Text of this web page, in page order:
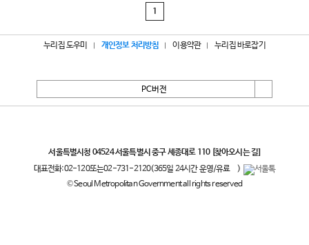
1
누리집 도우미 개인정보 처리방침 이용약관 누리집 바로잡기
PC버전
서울특별시청 04524 서울특별시 중구 세종대로 110 [찾아오시는 길]
대표전화:02-120또는02-731-2120(365일 24시간 운영/유료
)
© Seoul Metropolitan Government all rights reserved